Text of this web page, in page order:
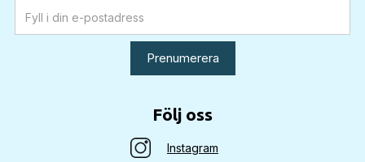
Följ oss
Instagram